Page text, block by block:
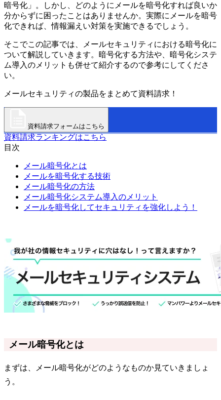
暗号化」。しかし、どのようにメールを暗号化すれば良いか
分からずに困ったことはありませんか。実際にメールを暗号
化できれば、情報漏えい対策を実施できるでしょう。
そこでこの記事では、メールセキュリティにおける暗号化に
ついて解説していきます。暗号化する方法や、暗号化システ
ム導入のメリットも併せて紹介するので参考にしてくださ
い。
メールセキュリティの製品をまとめて資料請求！
資料請求フォームはこちら
資料請求ランキングはこちら
目次
メール暗号化とは
メールを暗号化する技術
メール暗号化の方法
メール暗号化システム導入のメリット
メールを暗号化してセキュリティを強化しよう！
メール暗号化とは
まずは、メール暗号化がどのようなものか見ていきましょ
う。